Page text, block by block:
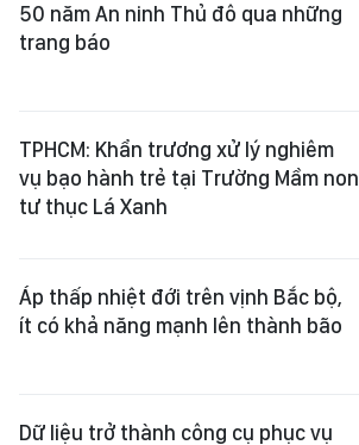
50 năm An ninh Thủ đô qua những
trang báo
TPHCM: Khẩn trương xử lý nghiêm
vụ bạo hành trẻ tại Trường Mầm non
tư thục Lá Xanh
Áp thấp nhiệt đới trên vịnh Bắc bộ,
ít có khả năng mạnh lên thành bão
Dữ liệu trở thành công cụ phục vụ